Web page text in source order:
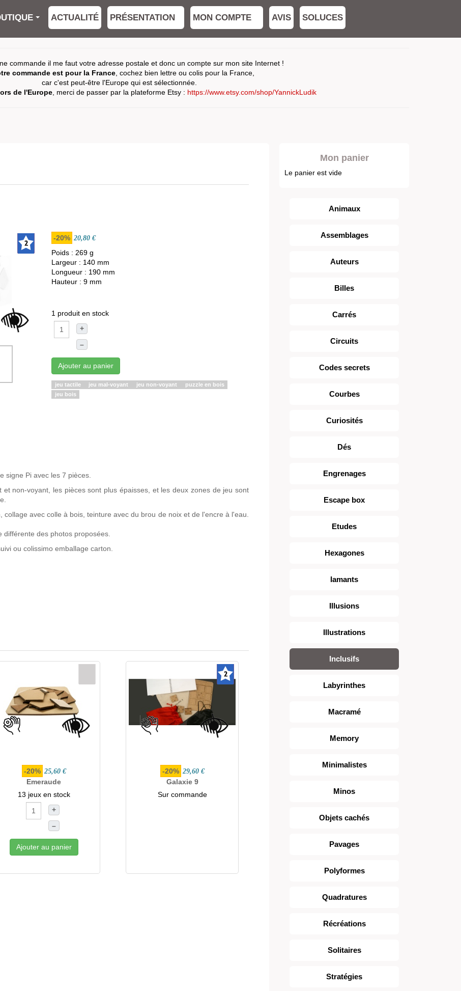
ACTUALITÉ PRÉSENTATION MON COMPTE AVIS SOLUCES
commande il me faut votre adresse postale et donc un compte sur mon site Internet !
commande est pour la France , cochez bien lettre ou colis pour la France,
car c'est peut-être l'Europe qui est sélectionnée.
de l'Europe , merci de passer par la plateforme Etsy : https://www.etsy.com/shop/YannickLudik
-20% 20,80 €
Poids : 269 g
Largeur : 140 mm
Longueur : 190 mm
Hauteur : 9 mm
1 produit en stock
+
–
Ajouter au panier
jeu tactile jeu mal-voyant jeu non-voyant
puzzle en bois
jeu bois
signe Pi avec les 7 pièces.
non-voyant, les pièces sont plus épaisses, et les deux zones de jeu sont
avec colle à bois, teinture avec du brou de noix et de l'encre à l'eau.
des photos proposées.
ou colissimo emballage carton.
-20% 25,60 €
Emeraude
13 jeux en stock
+
–
Ajouter au panier
-20% 29,60 €
Galaxie 9
Sur commande
Mon panier
Le panier est vide
Animaux
Assemblages
Auteurs
Billes
Carrés
Circuits
Codes secrets
Courbes
Curiosités
Dés
Engrenages
Escape box
Etudes
Hexagones
Iamants
Illusions
Illustrations
Inclusifs
Labyrinthes
Macramé
Memory
Minimalistes
Minos
Objets cachés
Pavages
Polyformes
Quadratures
Récréations
Solitaires
Stratégies